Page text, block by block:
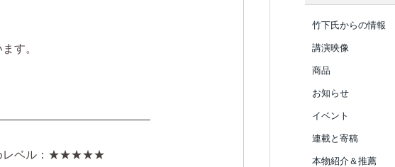
す。
レベル：★★★★★
竹下氏からの情報
講演映像
商品
お知らせ
イベント
連載と寄稿
本物紹介＆推薦